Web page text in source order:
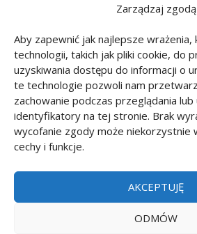
Zarządzaj zgodą
Aby zapewnić jak najlepsze
technologii, takich jak pliki cookie, do
uzyskiwania dostępu do informacji o
te technologie pozwoli nam
zachowanie podczas przeglądania lub
identyfikatory na tej stronie. Brak
wycofanie zgody może niekorzystnie
cechy i funkcje.
AKCEPTUJĘ
ODMÓW
Zeichnen Tutorials: Comics(46)
Zeichnen Tutorials: Körper(27)
Zeichnen Tutorials:
Zeichnen Tutorials: Tiere(83)
Zeichnen Tutorials: Transport
(12)
Zeichnen Tutorials: